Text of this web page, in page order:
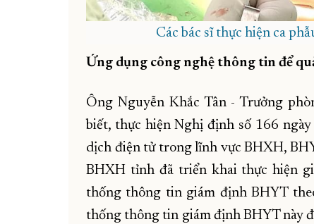
Các bác sĩ thực hiện ca
Ứng dụng công nghệ thông tin để
Ông Nguyễn Khắc Tân - Trưởng
biết, thực hiện Nghị định số 166
dịch điện tử trong lĩnh vực BHXH,
BHXH tỉnh đã triển khai thực hiện
thống thông tin giám định BHYT
thống thông tin giám định BHYT này